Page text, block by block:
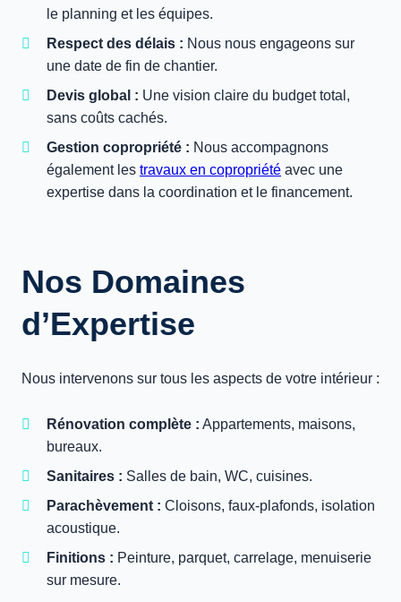
le planning et les équipes.
Respect des délais : Nous nous engageons sur
une date de fin de chantier.
Devis global : Une vision claire du budget total,
sans coûts cachés.
Gestion copropriété : Nous accompagnons
également les travaux en copropriété avec une
expertise dans la coordination et le financement.
Nos Domaines
d’Expertise
Nous intervenons sur tous les aspects de votre intérieur :
Rénovation complète : Appartements, maisons,
bureaux.
Sanitaires : Salles de bain, WC, cuisines.
Parachèvement : Cloisons, faux-plafonds, isolation
acoustique.
Finitions : Peinture, parquet, carrelage, menuiserie
sur mesure.